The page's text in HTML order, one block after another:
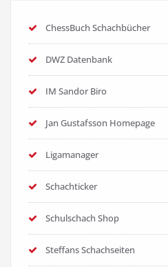
ChessBuch Schachbücher
DWZ Datenbank
IM Sandor Biro
Jan Gustafsson Homepage
Ligamanager
Schachticker
Schulschach Shop
Steffans Schachseiten